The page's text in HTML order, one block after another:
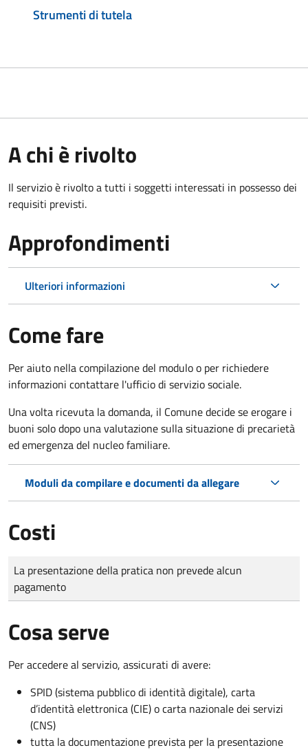
Strumenti di tutela
A chi è rivolto
Il servizio è rivolto a tutti i soggetti interessati in possesso dei
requisiti previsti.
Approfondimenti
Ulteriori informazioni
Come fare
Per aiuto nella compilazione del modulo o per richiedere
informazioni contattare l'ufficio di servizio sociale.
Una volta ricevuta la domanda, il Comune decide se erogare i
buoni solo dopo una valutazione sulla situazione di precarietà
ed emergenza del nucleo familiare.
Moduli da compilare e documenti da allegare
Costi
Tipo di pagamento
Importo
La presentazione della pratica non prevede alcun
pagamento
Cosa serve
Per accedere al servizio, assicurati di avere:
SPID (sistema pubblico di identità digitale), carta
d’identità elettronica (CIE) o carta nazionale dei servizi
(CNS)
tutta la documentazione prevista per la presentazione